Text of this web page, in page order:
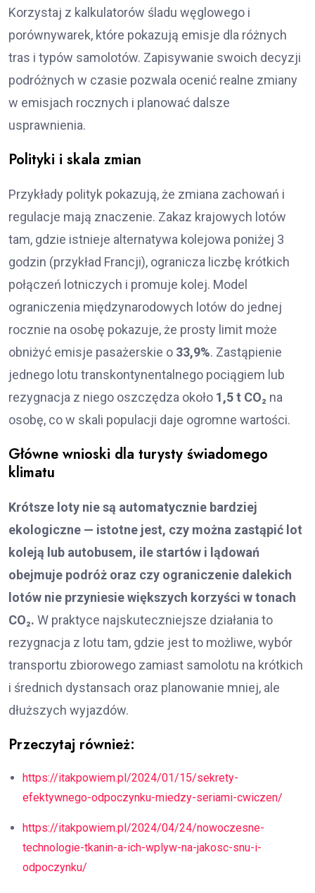
Korzystaj z kalkulatorów śladu węglowego i
porównywarek, które pokazują emisje dla różnych
tras i typów samolotów. Zapisywanie swoich decyzji
podróżnych w czasie pozwala ocenić realne zmiany
w emisjach rocznych i planować dalsze
usprawnienia.
Polityki i skala zmian
Przykłady polityk pokazują, że zmiana zachowań i
regulacje mają znaczenie. Zakaz krajowych lotów
tam, gdzie istnieje alternatywa kolejowa poniżej 3
godzin (przykład Francji), ogranicza liczbę krótkich
połączeń lotniczych i promuje kolej. Model
ograniczenia międzynarodowych lotów do jednej
rocznie na osobę pokazuje, że prosty limit może
obniżyć emisje pasażerskie o 33,9%. Zastąpienie
jednego lotu transkontynentalnego pociągiem lub
rezygnacja z niego oszczędza około 1,5 t CO₂ na
osobę, co w skali populacji daje ogromne wartości.
Główne wnioski dla turysty świadomego
klimatu
Krótsze loty nie są automatycznie bardziej
ekologiczne — istotne jest, czy można zastąpić lot
koleją lub autobusem, ile startów i lądowań
obejmuje podróż oraz czy ograniczenie dalekich
lotów nie przyniesie większych korzyści w tonach
CO₂. W praktyce najskuteczniejsze działania to
rezygnacja z lotu tam, gdzie jest to możliwe, wybór
transportu zbiorowego zamiast samolotu na krótkich
i średnich dystansach oraz planowanie mniej, ale
dłuższych wyjazdów.
Przeczytaj również:
https://itakpowiem.pl/2024/01/15/sekrety-
efektywnego-odpoczynku-miedzy-seriami-cwiczen/
https://itakpowiem.pl/2024/04/24/nowoczesne-
technologie-tkanin-a-ich-wplyw-na-jakosc-snu-i-
odpoczynku/